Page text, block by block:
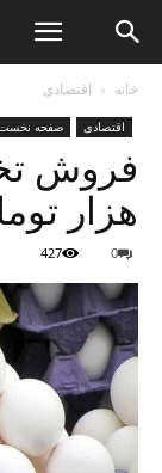
خانه اقتصادی
اقتصادی صفحه
هزار
0
427